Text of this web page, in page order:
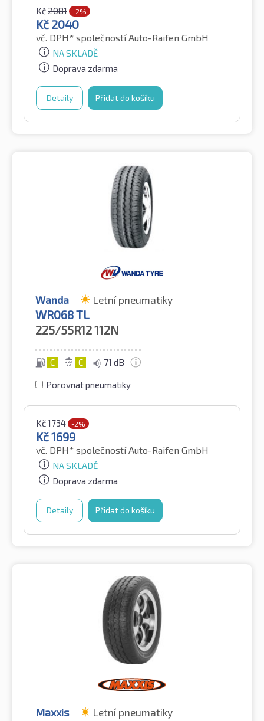
Kč2081 -2%
Kč 2040
vč. DPH* společností Auto-Raifen GmbH
NA SKLADĚ
Doprava zdarma
Detaily Přidat do košíku
Wanda Letní pneumatiky
WR068 TL
225/55R12112N
C C 71 dB
Porovnat pneumatiky
Kč1734 -2%
Kč1699
vč. DPH* společností Auto-Raifen GmbH
NA SKLADĚ
Doprava zdarma
Detaily Přidat do košíku
Maxxis Letní pneumatiky